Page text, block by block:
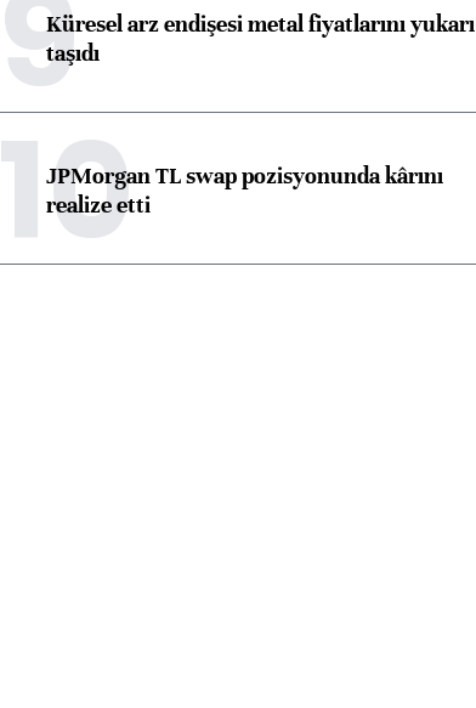
9Küresel arz endişesi metal fiyatlarını yukarı
taşıdı
10
JPMorgan TL swap pozisyonunda kârını
realize etti